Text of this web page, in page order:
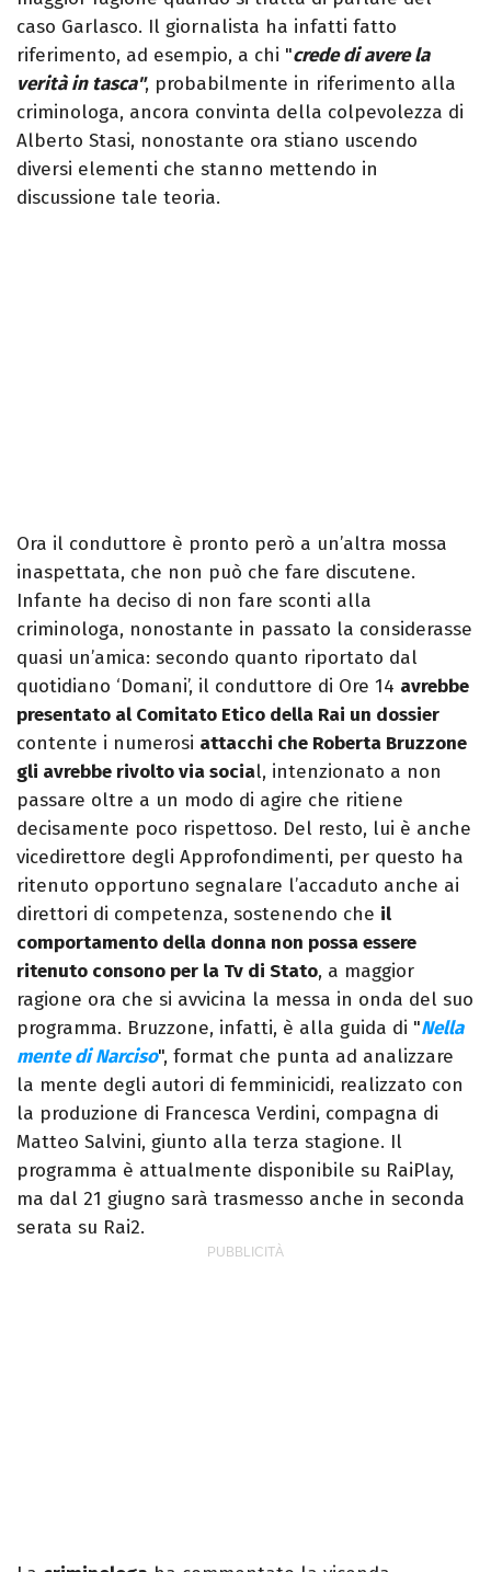
caso Garlasco. Il giornalista ha infatti fatto
riferimento, ad esempio, a chi "crede di avere la
verità in tasca", probabilmente in riferimento alla
criminologa, ancora convinta della colpevolezza di
Alberto Stasi, nonostante ora stiano uscendo
diversi elementi che stanno mettendo in
discussione tale teoria.
Ora il conduttore è pronto però a un’altra mossa
inaspettata, che non può che fare discutene.
Infante ha deciso di non fare sconti alla
criminologa, nonostante in passato la considerasse
quasi un’amica: secondo quanto riportato dal
quotidiano ‘Domani’, il conduttore di Ore 14 avrebbe
presentato al Comitato Etico della Rai un dossier
contente i numerosi attacchi che Roberta Bruzzone
gli avrebbe rivolto via social, intenzionato a non
passare oltre a un modo di agire che ritiene
decisamente poco rispettoso. Del resto, lui è anche
vicedirettore degli Approfondimenti, per questo ha
ritenuto opportuno segnalare l’accaduto anche ai
direttori di competenza, sostenendo che il
comportamento della donna non possa essere
ritenuto consono per la Tv di Stato, a maggior
ragione ora che si avvicina la messa in onda del suo
programma. Bruzzone, infatti, è alla guida di "Nella
mente di Narciso", format che punta ad analizzare
la mente degli autori di femminicidi, realizzato con
la produzione di Francesca Verdini, compagna di
Matteo Salvini, giunto alla terza stagione. Il
programma è attualmente disponibile su RaiPlay,
ma dal 21 giugno sarà trasmesso anche in seconda
serata su Rai2.